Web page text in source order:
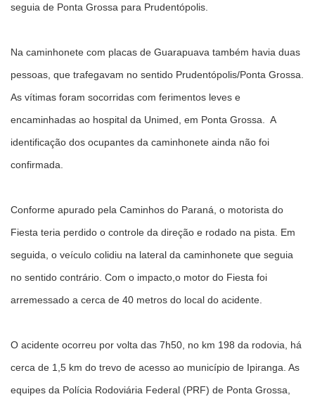
seguia de Ponta Grossa para Prudentópolis.
Na caminhonete com placas de Guarapuava também havia duas
pessoas, que trafegavam no sentido Prudentópolis/Ponta Grossa.
As vítimas foram socorridas com ferimentos leves e
encaminhadas ao hospital da Unimed, em Ponta Grossa. A
identificação dos ocupantes da caminhonete ainda não foi
confirmada.
Conforme apurado pela Caminhos do Paraná, o motorista do
Fiesta teria perdido o controle da direção e rodado na pista. Em
seguida, o veículo colidiu na lateral da caminhonete que seguia
no sentido contrário. Com o impacto,o motor do Fiesta foi
arremessado a cerca de 40 metros do local do acidente.
O acidente ocorreu por volta das 7h50, no km 198 da rodovia, há
cerca de 1,5 km do trevo de acesso ao município de Ipiranga. As
equipes da Polícia Rodoviária Federal (PRF) de Ponta Grossa,